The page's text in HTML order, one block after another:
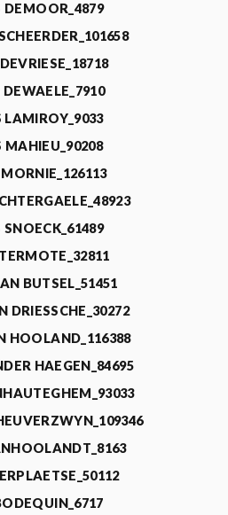
DEMOOR_4879
DEWAELE_7910
LAMIROY_9033
MAHIEU_90208
SNOECK_61489
BUTSEL_51451
DRIESSCHE_30272
HOOLAND_116388
HAEGEN_84695